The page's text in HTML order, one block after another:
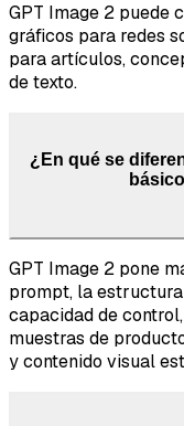
GPT Image 2 puede
gráficos para redes
para artículos,
de texto.
¿En qué se
GPT Image 2 pone
prompt, la
capacidad de
muestras de
y contenido visual